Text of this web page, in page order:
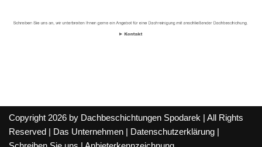
Copyright 2026 by Dachbeschichtungen Spodarek | All Rights
Reserved |
Das Unternehmen Datenschutzerklärung